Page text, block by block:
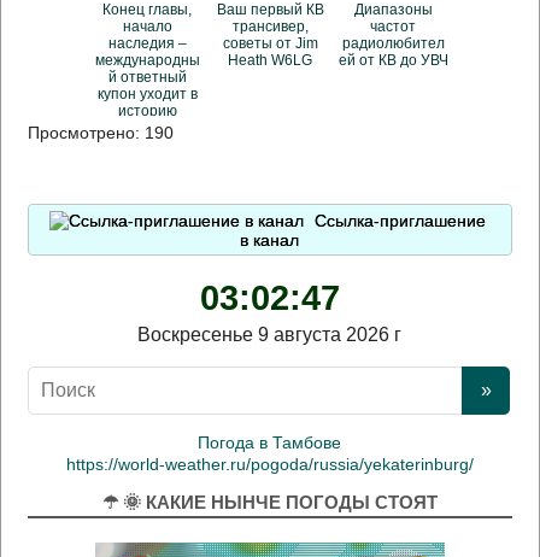
Конец главы,
начало
наследия –
международны
й ответный
купон уходит в
историю
Ваш первый КВ
трансивер,
советы от Jim
Heath W6LG
Диапазоны
частот
радиолюбител
ей от КВ до УВЧ
Просмотрено: 190
Ссылка-приглашение
в канал
03:02:47
Воскресенье 9 августа 2026 г
Погода в Тамбове
https://world-weather.ru/pogoda/russia/yekaterinburg/
☂ 🌞 КАКИЕ НЫНЧЕ ПОГОДЫ СТОЯТ